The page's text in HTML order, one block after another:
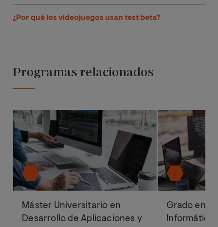
¿Por qué los videojuegos usan test beta?
Programas relacionados
Máster Universitario en
Desarrollo de Aplicaciones y
Grado en
Informática